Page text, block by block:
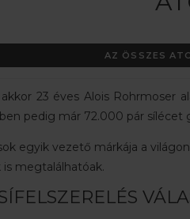
AZ ÖSSZES
23 éves Alois
pedig már 72.000 pár sílécet
egyik vezető márkája a
megtalálhatóak.